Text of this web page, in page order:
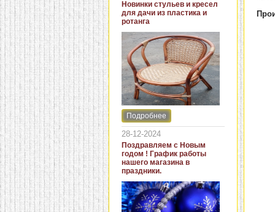
Новинки стульев и кресел
для дачи из пластика и
ротанга
Интернет-магазин "Кровать
и диван" представляет
новинки стульев и кресел
для дачи. В ассортименте
представлены как
бюджетные модели из
пластика для дачи, так и
кресла для загородных
домов из натурального и
искусственного ротанга.
Подробнее
28-12-2024
Поздравляем с Новым
годом ! График работы
нашего магазина в
праздники.